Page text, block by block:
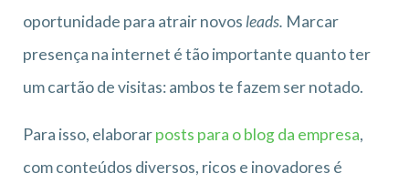
oportunidade para atrair novosleads. Marcar
presença na internet é tão importante quanto ter
um cartão de visitas: ambos te fazem ser notado.
Para isso, elaborarposts para o blog da empresa,
com conteúdos diversos, ricos e inovadores é